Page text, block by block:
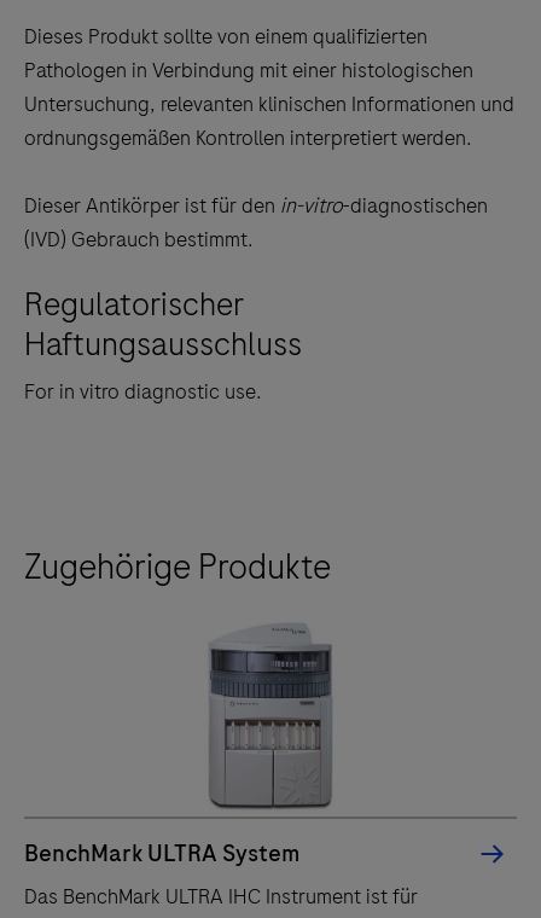
Dieses Produkt sollte von einem qualifizierten
Pathologen in Verbindung mit einer histologischen
Untersuchung, relevanten klinischen Informationen und
ordnungsgemäßen Kontrollen interpretiert werden.
Dieser Antikörper ist für den in-vitro-diagnostischen
(IVD) Gebrauch bestimmt.
Regulatorischer
Haftungsausschluss
For in vitro diagnostic use.
Zugehörige Produkte
BenchMark ULTRA System
Das BenchMark ULTRA IHC Instrument ist für